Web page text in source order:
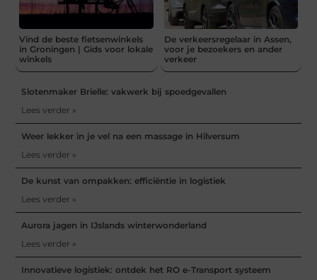
Vind de beste fietsenwinkels
in Groningen | Gids voor lokale
winkels
De verkeersregelaar in Assen,
voor je bezoekers en ander
verkeer
Slotenmaker Brielle: vakwerk bij spoedgevallen
Lees verder »
Weer lekker in je vel na een massage in Hilversum
Lees verder »
De kunst van ompakken: efficiëntie in logistiek
Lees verder »
Aurora jagen in IJslands winterwonderland
Lees verder »
Innovatieve logistiek: ontdek het RO e-Transport systeem